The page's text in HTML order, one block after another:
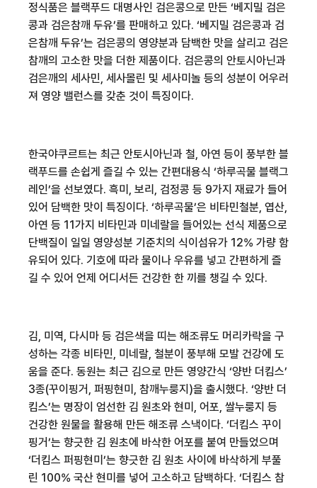
정식품은 블랙푸드 대명사인 검은콩으로 만든 ‘베지밀 검은
콩과 검은참깨 두유’를 판매하고 있다. ‘베지밀 검은콩과 검
은참깨 두유’는 검은콩의 영양분과 담백한 맛을 살리고 검은
참깨의 고소한 맛을 더한 제품이다. 검은콩의 안토시아닌과
검은깨의 세사민, 세사몰린 및 세사미놀 등의 성분이 어우러
져 영양 밸런스를 갖춘 것이 특징이다.
한국야쿠르트는 최근 안토시아닌과 철, 아연 등이 풍부한 블
랙푸드를 손쉽게 즐길 수 있는 간편대용식 ‘하루곡물 블랙그
레인’을 선보였다. 흑미 , 보리 , 검정콩 등 9가지 재료가 들어
있어 담백한 맛이 특징이다. ‘하루곡물’은 비타민철분, 엽산,
아연 등 11가지 비타민과 미네랄을 들어있는 선식 제품으로
단백질이 일일 영양성분 기준치의 식이섬유가 12% 가량 함
유되어 있다. 기호에 따라 물이나 우유를 넣고 간편하게 즐
길 수 있어 언제 어디서든 건강한 한 끼를 챙길 수 있다.
김, 미역, 다시마 등 검은색을 띠는 해조류도 머리카락을 구
성하는 각종 비타민, 미네랄, 철분이 풍부해 모발 건강에 도
움을 준다. 동원는 최근 김으로 만든 영양간식 ‘양반 더킴스’
3종(꾸이핑거 , 퍼핑현미 , 참깨누룽지 )을 출시했다. ‘양반 더
킴스’는 명장이 엄선한 김 원초와 현미 , 어포, 쌀누룽지 등
건강한 원물을 활용해 만든 해조류 스낵이다. ‘더킴스 꾸이
핑거’는 향긋한 김 원초에 바삭한 어포를 붙여 만들었으며
‘더킴스 퍼핑현미’는 향긋한 김 원초 사이에 바삭하게 부풀
린 100% 국산 현미를 넣어 고소하고 담백하다. ‘더킴스 참